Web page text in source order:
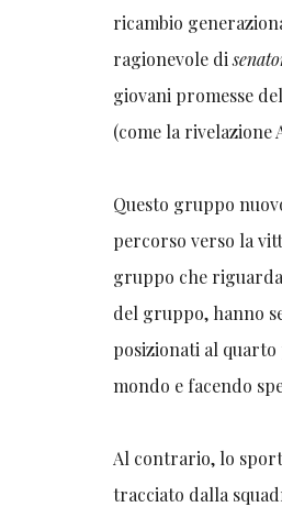
ricambio
ragionevole di
giovani promesse
(come la rivelazione
Questo gruppo
percorso verso la
gruppo che
del gruppo, hanno
posizionati al
mondo e facendo
Al contrario, lo
tracciato dalla